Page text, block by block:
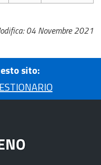
04 Novembre 2021
sito: